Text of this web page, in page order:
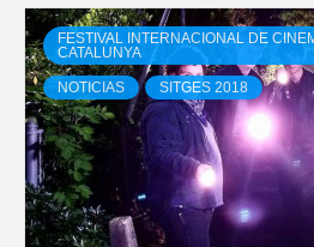
FESTIVAL INTERNACIONAL DE
CATALUNYA
NOTICIAS SITGES 2018